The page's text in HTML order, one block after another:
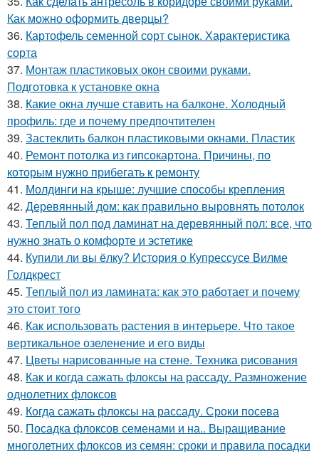
Как можно оформить дверцы?
36. Картофель семенной сорт сынок. Характеристика
сорта
37. Монтаж пластиковых окон своими руками.
Подготовка к установке окна
38. Какие окна лучше ставить на балконе. Холодный
профиль: где и почему предпочтителен
39. Застеклить балкон пластиковыми окнами. Пластик
40. Ремонт потолка из гипсокартона. Причины, по
которым нужно прибегать к ремонту
41. Молдинги на крыше: лучшие способы крепления
42. Деревянный дом: как правильно выровнять потолок
43. Теплый пол под ламинат на деревянный пол: все, что
нужно знать о комфорте и эстетике
44. Купили ли вы ёлку? История о Купрессусе Вилме
Голдкрест
45. Теплый пол из ламината: как это работает и почему
это стоит того
46. Как использовать растения в интерьере. Что такое
вертикальное озеленение и его виды
47. Цветы нарисованные на стене. Техника рисования
48. Как и когда сажать флоксы на рассаду. Размножение
однолетних флоксов
49. Когда сажать флоксы на рассаду. Сроки посева
50. Посадка флоксов семенами и на.. Выращивание
многолетних флоксов из семян: сроки и правила посадки